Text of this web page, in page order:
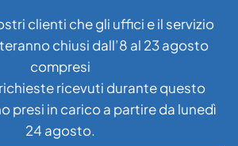
clienti che gli uffici e il servizio
chiusi dall’8 al 23 agosto
compresi
ricevuti durante questo
presi in carico a partire da lunedì
24 agosto.